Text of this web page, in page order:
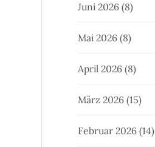
Juni 2026 (8)
Mai 2026 (8)
April 2026 (8)
März 2026 (15)
Februar 2026 (14)